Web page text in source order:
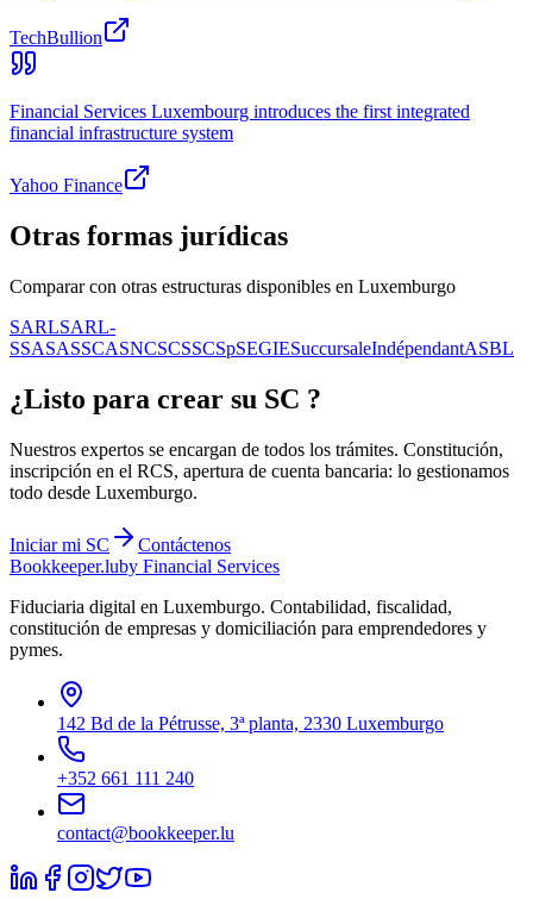
TechBullion
Financial Services Luxembourg introduces the first integrated
financial infrastructure system
Yahoo Finance
Otras formas jurídicas
Comparar con otras estructuras disponibles en Luxemburgo
SARLSARL-
SSASASSCASNCSCSSCSpSEGIESuccursaleIndépendantASBL
¿Listo para crear su SC ?
Nuestros expertos se encargan de todos los trámites. Constitución,
inscripción en el RCS, apertura de cuenta bancaria: lo gestionamos
todo desde Luxemburgo.
Iniciar mi SC
Contáctenos
Bookkeeper.luby Financial Services
Fiduciaria digital en Luxemburgo. Contabilidad, fiscalidad,
constitución de empresas y domiciliación para emprendedores y
pymes.
142 Bd de la Pétrusse, 3ª planta, 2330 Luxemburgo
+352 661 111 240
contact@bookkeeper.lu